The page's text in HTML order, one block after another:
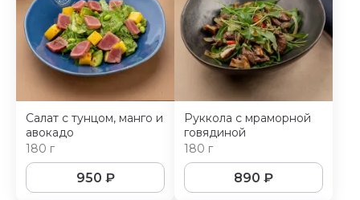
Салат с тунцом, манго и
авокадо
180 г
950 ₽
Руккола с мраморной
говядиной
180 г
890 ₽